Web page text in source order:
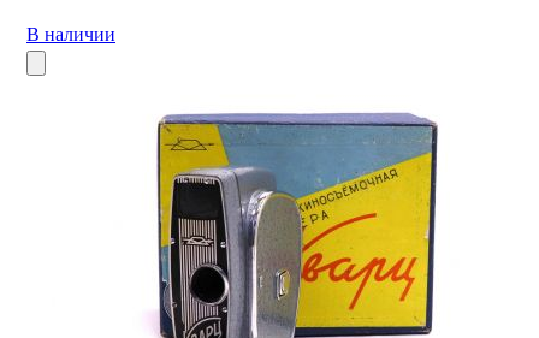
В наличии